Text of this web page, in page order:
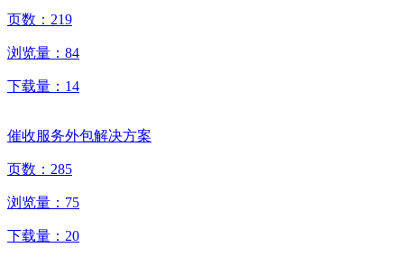
页数： 219
浏览量： 84
下载量： 14
催收服务外包解决方案
页数： 285
浏览量： 75
下载量： 20